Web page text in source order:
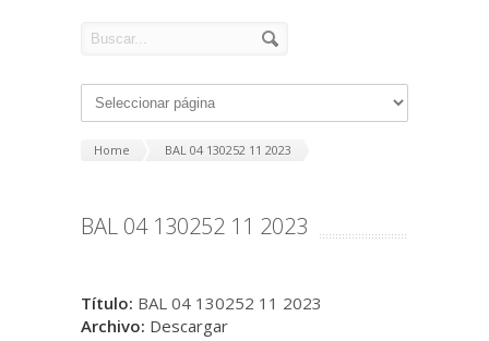
Home BAL 04 130252 11 2023
BAL 04 130252 11 2023
Título: BAL 04 130252 11 2023
Archivo: Descargar